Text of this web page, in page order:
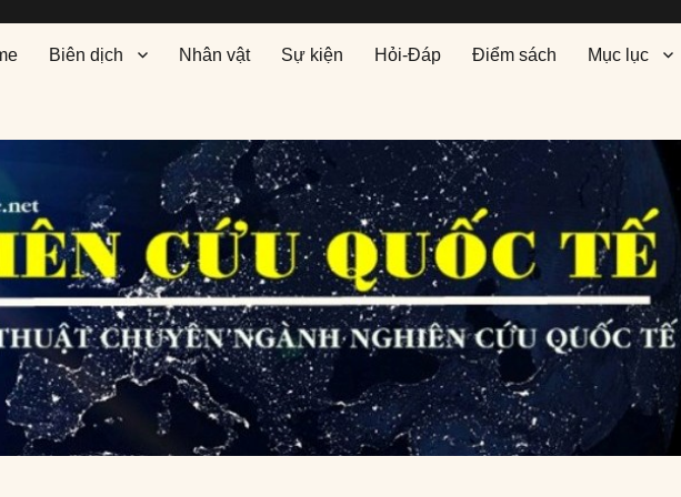
Biên dịch Nhân vật Sự kiện Hỏi-Đáp Điểm sách Mục lục